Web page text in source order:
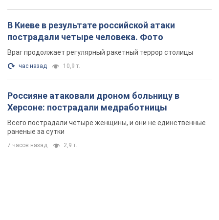
В Киеве в результате российской атаки
пострадали четыре человека. Фото
Враг продолжает регулярный ракетный террор столицы
час назад 10,9 т.
Россияне атаковали дроном больницу в
Херсоне: пострадали медработницы
Всего пострадали четыре женщины, и они не единственные
раненые за сутки
7 часов назад 2,9 т.